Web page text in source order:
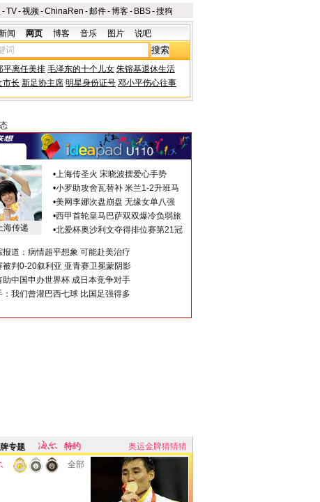
-TV-视频-ChinaRen -邮件-博客- BBS-搜狗
闻 网页 博客 音乐 图片 说吧
平离任美排 毛泽东的十个儿女 朱镕基退休生活
市长 新足协主席 明星身份证号 邓小平伤心往事
海传递
•上海传圣火 宋晓波摆爱心手势
•小罗助攻舍瓦替补 米兰1-2升班马
•美网李娜次盘崩盘 无缘女单八强
•西甲首轮皇马巴萨双双爆冷负弱旅
•北爱杯奥沙利文夺得排位赛第21冠
报道：病情超乎想象 可能赴美治疗
被判0-20叙利亚 亚青赛卫冕蒙阴影
助中国申办世界杯 成日本竞争对手
：我们曾灌巴西七球 比国足强得多
专题 特约
奥运金牌猜猜猜
全部